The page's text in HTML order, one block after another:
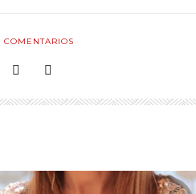
COMENTARIOS